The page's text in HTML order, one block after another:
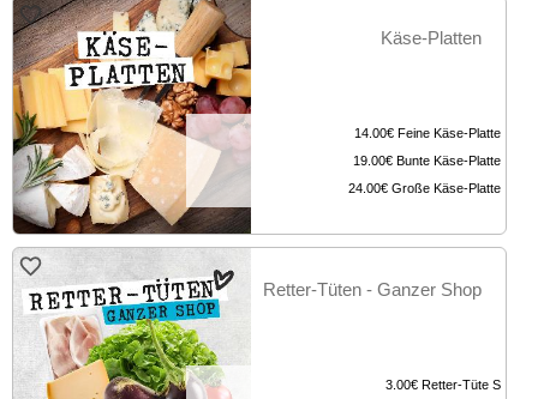
Käse-Platten
14.00€ Feine Käse-Platte
19.00€ Bunte Käse-Platte
24.00€ Große Käse-Platte
Retter-Tüten - Ganzer Shop
3.00€ Retter-Tüte S